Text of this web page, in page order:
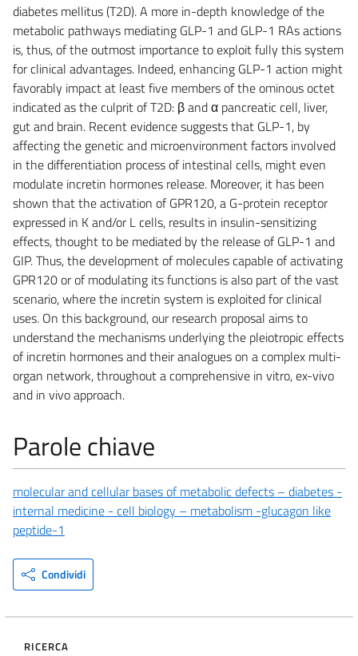
diabetes mellitus (T2D). A more in-depth knowledge of the
metabolic pathways mediating GLP-1 and GLP-1 RAs actions
is, thus, of the outmost importance to exploit fully this system
for clinical advantages. Indeed, enhancing GLP-1 action might
favorably impact at least five members of the ominous octet
indicated as the culprit of T2D: β and α pancreatic cell, liver,
gut and brain. Recent evidence suggests that GLP-1, by
affecting the genetic and microenvironment factors involved
in the differentiation process of intestinal cells, might even
modulate incretin hormones release. Moreover, it has been
shown that the activation of GPR120, a G-protein receptor
expressed in K and/or L cells, results in insulin-sensitizing
effects, thought to be mediated by the release of GLP-1 and
GIP. Thus, the development of molecules capable of activating
GPR120 or of modulating its functions is also part of the vast
scenario, where the incretin system is exploited for clinical
uses. On this background, our research proposal aims to
understand the mechanisms underlying the pleiotropic effects
of incretin hormones and their analogues on a complex multi-
organ network, throughout a comprehensive in vitro, ex-vivo
and in vivo approach.
Parole chiave
molecular and cellular bases of metabolic defects – diabetes -
internal medicine - cell biology – metabolism -glucagon like
peptide-1
Condividi
RICERCA